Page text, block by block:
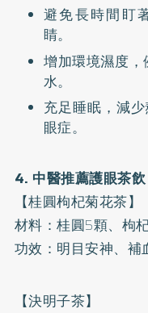
避免長時間盯
睛。
增加環境濕度
水。
充足睡眠，減
眼症​。
4. 中醫推薦護眼茶飲
【桂圓枸杞菊花茶】
材料：桂圓5顆、枸
功效：明目安神、補
【決明子茶】